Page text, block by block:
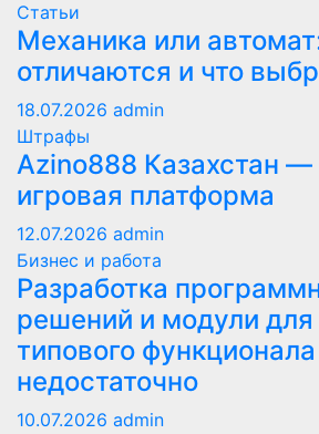
Статьи
Механика или
отличаются и что
18.07.2026 admin
Штрафы
Azino888 Казахстан —
игровая платформа
12.07.2026 admin
Бизнес и работа
Разработка
решений и модули для
типового функционала
недостаточно
10.07.2026 admin